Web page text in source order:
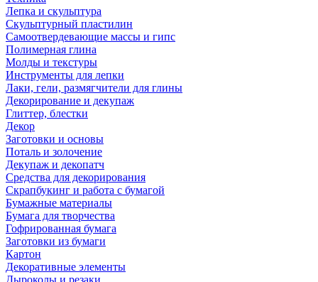
Лепка и скульптура
Скульптурный пластилин
Самоотвердевающие массы и гипс
Полимерная глина
Молды и текстуры
Инструменты для лепки
Лаки, гели, размягчители для глины
Декорирование и декупаж
Глиттер, блестки
Декор
Заготовки и основы
Поталь и золочение
Декупаж и декопатч
Средства для декорирования
Скрапбукинг и работа с бумагой
Бумажные материалы
Бумага для творчества
Гофрированная бумага
Заготовки из бумаги
Картон
Декоративные элементы
Дыроколы и резаки